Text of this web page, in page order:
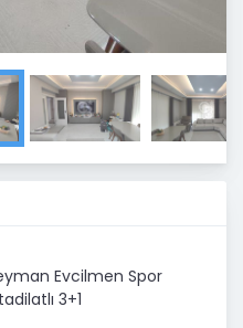
Evcilmen Spor
3+1